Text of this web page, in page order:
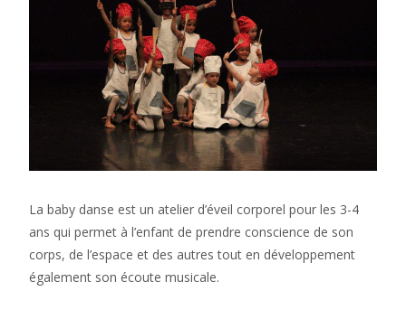
La baby danse est un atelier d’éveil corporel pour les 3-4
ans qui permet à l’enfant de prendre conscience de son
corps, de l’espace et des autres tout en développement
également son écoute musicale.